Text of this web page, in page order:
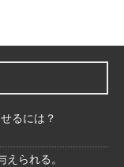
るには？
られる。